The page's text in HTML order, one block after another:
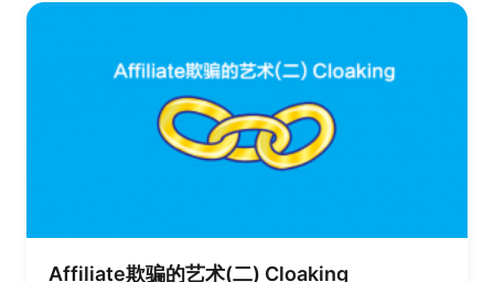
Affiliate欺骗的艺术(二) Cloaking